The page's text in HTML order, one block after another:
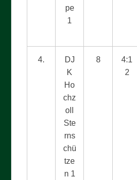
pe
1
4.
DJ
K
Ho
chz
oll
Ste
rns
chü
tze
n 1
8
4:1
2